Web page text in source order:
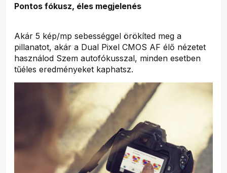
Pontos fókusz, éles megjelenés
Akár 5 kép/mp sebességgel örökíted meg a
pillanatot, akár a Dual Pixel CMOS AF élő nézetet
használod Szem autofókusszal, minden esetben
tűéles eredményeket kaphatsz.